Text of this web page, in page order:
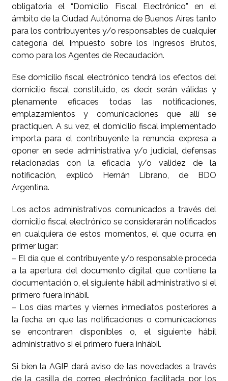
obligatoria el “Domicilio Fiscal Electrónico” en el
ámbito de la Ciudad Autónoma de Buenos Aires tanto
para los contribuyentes y/o responsables de cualquier
categoría del Impuesto sobre los Ingresos Brutos,
como para los Agentes de Recaudación.
Ese domicilio fiscal electrónico tendrá los efectos del
domicilio fiscal constituido, es decir, serán válidas y
plenamente eficaces todas las notificaciones,
emplazamientos y comunicaciones que allí se
practiquen. A su vez, el domicilio fiscal implementado
importa para el contribuyente la renuncia expresa a
oponer en sede administrativa y/o judicial, defensas
relacionadas con la eficacia y/o validez de la
notificación, explicó Hernán Librano, de BDO
Argentina.
Los actos administrativos comunicados a través del
domicilio fiscal electrónico se considerarán notificados
en cualquiera de estos momentos, el que ocurra en
primer lugar:
– El día que el contribuyente y/o responsable proceda
a la apertura del documento digital que contiene la
documentación o, el siguiente hábil administrativo si el
primero fuera inhábil.
– Los días martes y viernes inmediatos posteriores a
la fecha en que las notificaciones o comunicaciones
se encontraren disponibles o, el siguiente hábil
administrativo si el primero fuera inhábil.
Si bien la AGIP dará aviso de las novedades a través
de la casilla de correo electrónico facilitada por los